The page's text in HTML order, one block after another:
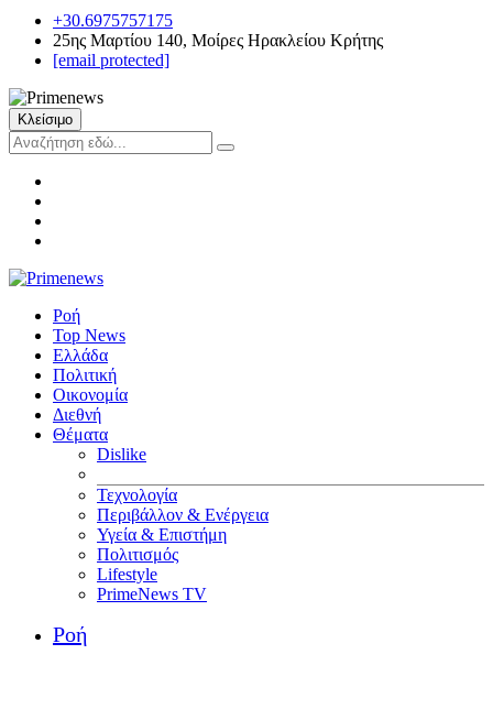
+30.6975757175
25ης Μαρτίου 140, Μοίρες Ηρακλείου Κρήτης
[email protected]
Κλείσιμο
Ροή
Top News
Ελλάδα
Πολιτική
Οικονομία
Διεθνή
Θέματα
Dislike
Τεχνολογία
Περιβάλλον & Ενέργεια
Υγεία & Επιστήμη
Πολιτισμός
Lifestyle
PrimeNews TV
Ροή